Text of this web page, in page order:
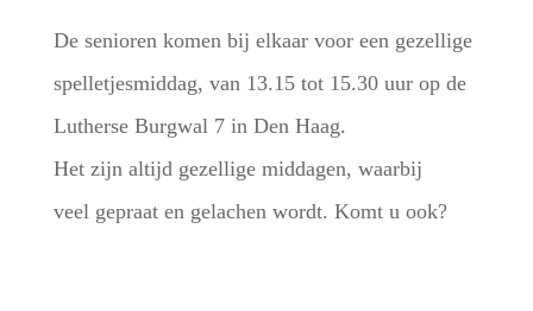
De senioren komen bij elkaar voor een gezellige
spelletjesmiddag, van 13.15 tot 15.30 uur op de
Lutherse Burgwal 7 in Den Haag.
Het zijn altijd gezellige middagen, waarbij
veel gepraat en gelachen wordt. Komt u ook?